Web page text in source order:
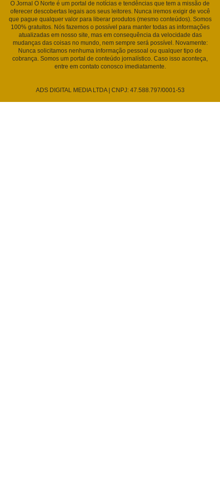
O Jornal O Norte é um portal de notícias e tendências que tem a missão de
oferecer descobertas legais aos seus leitores. Nunca iremos exigir de você
que pague qualquer valor para liberar produtos (mesmo conteúdos). Somos
100% gratuitos. Nós fazemos o possível para manter todas as informações
atualizadas em nosso site, mas em consequência da velocidade das
mudanças das coisas no mundo, nem sempre será possível. Novamente:
Nunca solicitamos nenhuma informação pessoal ou qualquer tipo de
cobrança. Somos um portal de conteúdo jornalístico. Caso isso aconteça,
entre em contato conosco imediatamente.
ADS DIGITAL MEDIA LTDA | CNPJ: 47.588.797/0001-53